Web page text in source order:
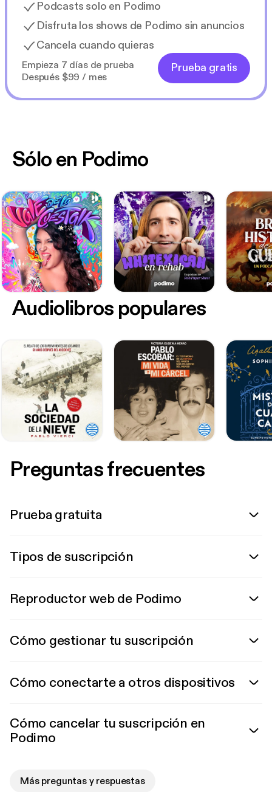
Podcasts solo en Podimo
Disfruta los shows de Podimo sin anuncios
Cancela cuando quieras
Empieza 7 días de prueba
Después $99 / mes
Prueba gratis
Sólo en Podimo
Audiolibros populares
Preguntas frecuentes
Prueba gratuita
Tipos de suscripción
Reproductor web de Podimo
Cómo gestionar tu suscripción
Cómo conectarte a otros dispositivos
Cómo cancelar tu suscripción en
Podimo
Más preguntas y respuestas